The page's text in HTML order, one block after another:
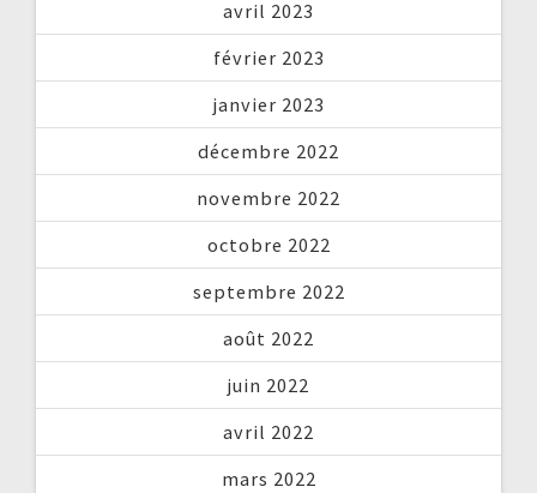
avril 2023
février 2023
janvier 2023
décembre 2022
novembre 2022
octobre 2022
septembre 2022
août 2022
juin 2022
avril 2022
mars 2022